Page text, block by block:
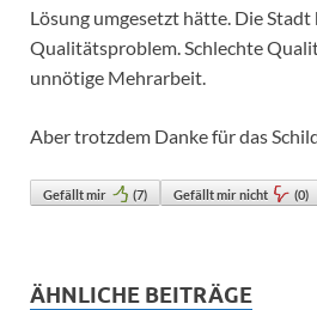
Lösung umgesetzt hätte. Die
Qualitätsproblem. Schlechte
unnötige Mehrarbeit.
Aber trotzdem Danke für das
Gefällt mir (7) Gefällt mir nicht (0)
ÄHNLICHE BEITRÄGE